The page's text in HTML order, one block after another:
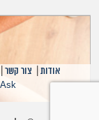
אודות צור קשר
Ask דורקס